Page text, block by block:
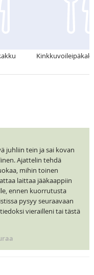
juhliin tein ja sai kovan
Ajattelin tehdä
mihin toinen
laittaa jääkaappiin
ennen kuorrutusta
pysyy seuraavaan
vierailleni tai tästä